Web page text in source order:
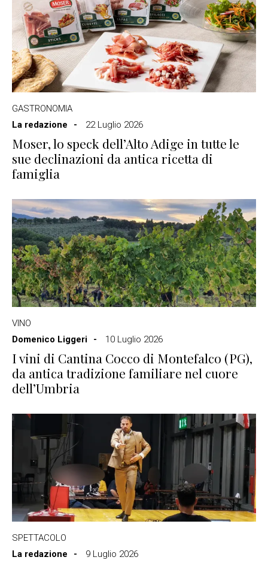
GASTRONOMIA
La redazione
22 Luglio 2026
Moser, lo speck dell’Alto Adige in tutte le
sue declinazioni da antica ricetta di
famiglia
VINO
Domenico Liggeri
10 Luglio 2026
I vini di Cantina Cocco di Montefalco (PG),
da antica tradizione familiare nel cuore
dell’Umbria
SPETTACOLO
La redazione
9 Luglio 2026